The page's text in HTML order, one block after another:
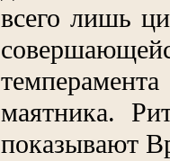
всего лишь
маятника.
показывают